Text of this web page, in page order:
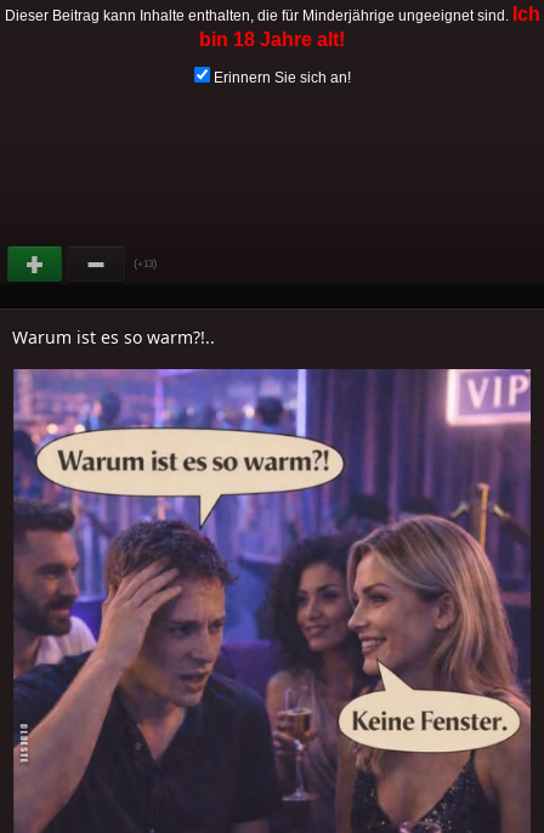
Dieser Beitrag kann Inhalte enthalten, die für Minderjährige ungeeignet sind. Ich
bin 18 Jahre alt!
Erinnern Sie sich an!
(+13)
Warum ist es so warm?!..